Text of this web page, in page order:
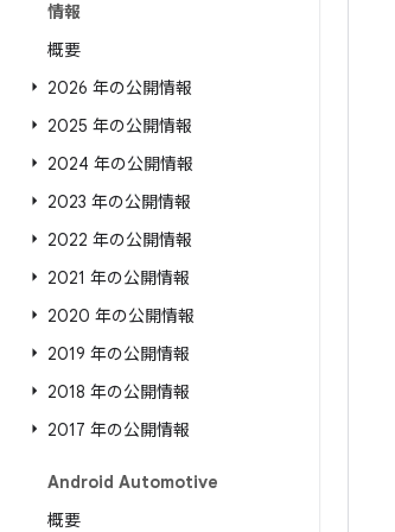
情報
概要
2026 年の公開情報
2025 年の公開情報
2024 年の公開情報
2023 年の公開情報
2022 年の公開情報
2021 年の公開情報
2020 年の公開情報
2019 年の公開情報
2018 年の公開情報
2017 年の公開情報
Android Automotive
概要